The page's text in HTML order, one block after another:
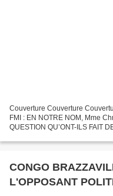
Couverture Couverture
FMI : EN NOTRE NOM, Mme
QUESTION QU’ONT-ILS FAIT
posez...
CONGO
L'OPPOSANT